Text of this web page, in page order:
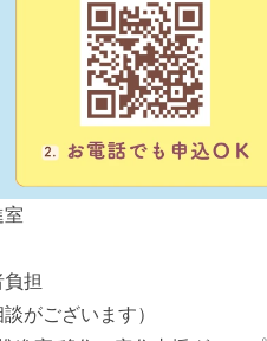
担
がございます）